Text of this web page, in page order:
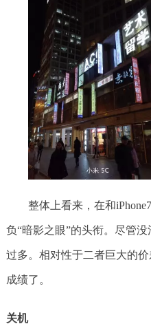
整体上看来，在和
负“暗影之眼”的头衔。尽管
过多。相对性于二者巨大的
成绩了。
关机